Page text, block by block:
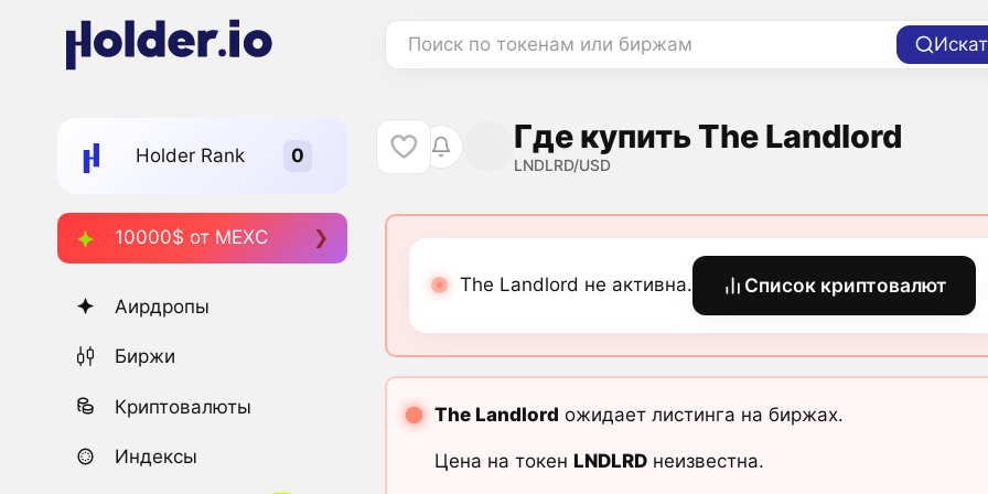
Поиск по токенам или биржам
Holder Rank
10000$ от MEXC
Аирдропы
Биржи
Криптовалюты
Индексы
Где купить The Landlord
LNDLRD/USD
The Landlord не активна. Список криптовалют
The Landlord ожидает листинга на биржах.
Цена на токен LNDLRDнеизвестна.